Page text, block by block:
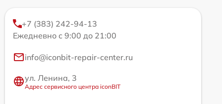
+7 (383) 242-94-13
Ежедневно с 9:00 до 21:00
info@iconbit-repair-center.ru
ул. Ленина, 3
Адрес сервисного центра iconBIT